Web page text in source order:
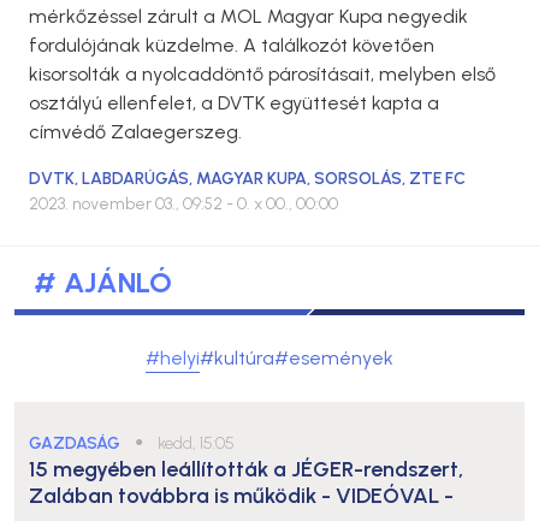
mérkőzéssel zárult a MOL Magyar Kupa negyedik
fordulójának küzdelme. A találkozót követően
kisorsolták a nyolcaddöntő párosításait, melyben első
osztályú ellenfelet, a DVTK együttesét kapta a
címvédő Zalaegerszeg.
DVTK,LABDARÚGÁS, MAGYAR KUPA,SORSOLÁS, ZTE FC
2023. november 03., 09:52 - 0. x 00., 00:00
# AJÁNLÓ
#helyi#kultúra#események
GAZDASÁG ● kedd, 15:05
15 megyében leállították a JÉGER-rendszert,
Zalában továbbra is működik - VIDEÓVAL -